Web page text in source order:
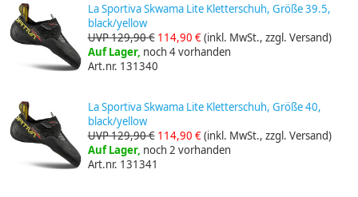
La Sportiva Skwama Lite Kletterschuh, Größe 39.5,
black/yellow
UVP 129,90 € 114,90 €(inkl. MwSt., zzgl. Versand)
Auf Lager, noch 4 vorhanden
Art.nr. 131340
La Sportiva Skwama Lite Kletterschuh, Größe 40,
black/yellow
UVP 129,90 € 114,90 €(inkl. MwSt., zzgl. Versand)
Auf Lager, noch 2 vorhanden
Art.nr. 131341